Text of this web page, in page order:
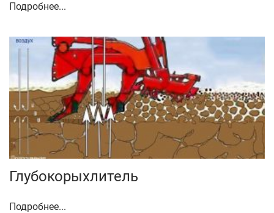
Подробнее...
Глубокорыхлитель
Подробнее...